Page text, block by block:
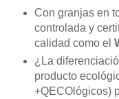
Con granjas en
controlada y
calidad como el
¿La
producto
+QECOlógicos)